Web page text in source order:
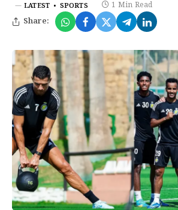
LATEST SPORTS 1 Min Read
Share: